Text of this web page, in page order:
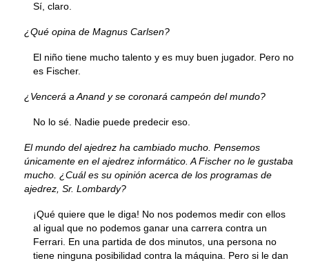
Sí, claro.
¿Qué opina de Magnus Carlsen?
El niño tiene mucho talento y es muy buen jugador. Pero no
es Fischer.
¿Vencerá a Anand y se coronará campeón del mundo?
No lo sé. Nadie puede predecir eso.
El mundo del ajedrez ha cambiado mucho. Pensemos
únicamente en el ajedrez informático. A Fischer no le gustaba
mucho. ¿Cuál es su opinión acerca de los programas de
ajedrez, Sr. Lombardy?
¡Qué quiere que le diga! No nos podemos medir con ellos
al igual que no podemos ganar una carrera contra un
Ferrari. En una partida de dos minutos, una persona no
tiene ninguna posibilidad contra la máquina. Pero si le dan